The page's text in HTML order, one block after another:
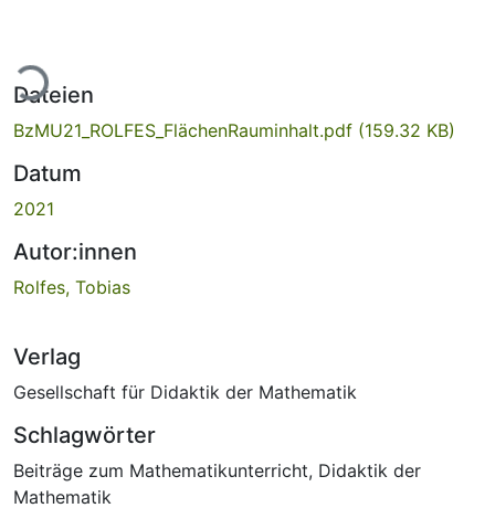
Dateien
BzMU21_ROLFES_FlächenRauminhalt.pdf (159.32 KB)
Datum
2021
Autor:innen
Rolfes, Tobias
Verlag
Gesellschaft für Didaktik der Mathematik
Schlagwörter
Beiträge zum Mathematikunterricht, Didaktik der
Mathematik